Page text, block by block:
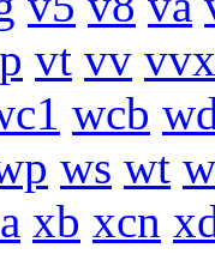
vt vv vvx
wcb
ws wt
xb xcn